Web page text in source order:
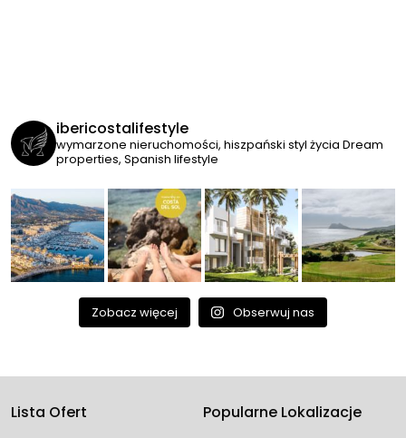
ibericostalifestyle
wymarzone nieruchomości, hiszpański styl życia Dream
properties, Spanish lifestyle
Zobacz więcej Obserwuj nas
Lista Ofert
Popularne Lokalizacje